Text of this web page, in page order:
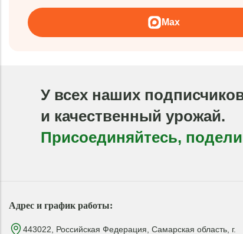
Max
У всех наших
и качественный урожай.
Присоединяйтесь,
Адрес и график работы:
443022, Российская Федерация, Самарская область, г.